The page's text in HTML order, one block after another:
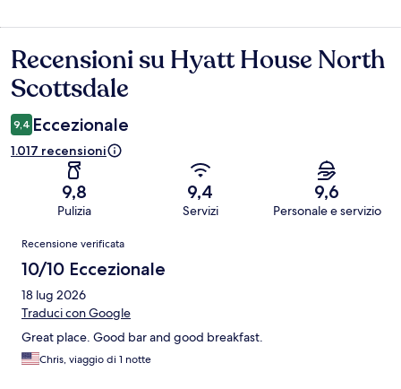
Recensioni
Recensioni su Hyatt House North
Scottsdale
9,4 Eccezionale
1.017 recensioni
9,8
Pulizia
9,4
Servizi
9,6
Personale e servizio
Recensioni
Recensione verificata
10/10 Eccezionale
18 lug 2026
Traduci con Google
Great place. Good bar and good breakfast.
Chris, viaggio di 1 notte